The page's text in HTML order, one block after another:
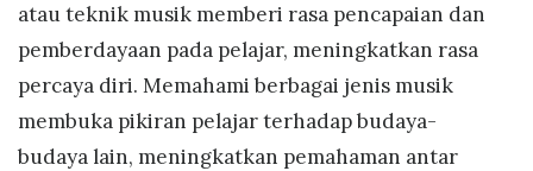
atau teknik musik memberi rasa pencapaian dan
pemberdayaan pada pelajar, meningkatkan rasa
percaya diri. Memahami berbagai jenis musik
membuka pikiran pelajar terhadap budaya-
budaya lain, meningkatkan pemahaman antar